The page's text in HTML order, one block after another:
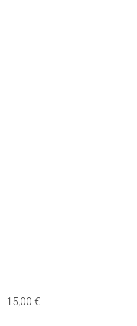
15,00 €